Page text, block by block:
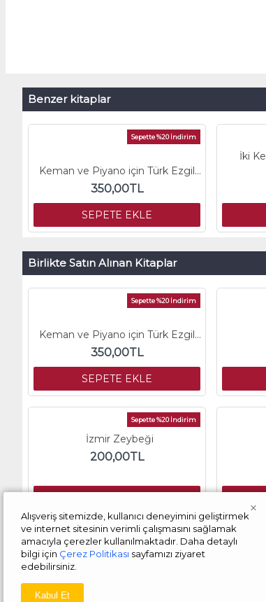
Benzer kitaplar
Sepette %20 İndirim
Keman ve Piyano için Türk Ezgileri
350,00TL
SEPETE EKLE
İki
Birlikte Satın Alınan Kitaplar
Sepette %20 İndirim
Keman ve Piyano için Türk Ezgileri
350,00TL
SEPETE EKLE
Sepette %20 İndirim
İzmir Zeybeği
200,00TL
Sepette %20 İndirim
Vardar Ovası
Alışveriş sitemizde, kullanıcı deneyimini geliştirmek
ve internet sitesinin verimli çalışmasını sağlamak
amacıyla çerezler kullanılmaktadır. Daha detaylı
bilgi için Çerez Politikası sayfamızı ziyaret
edebilirsiniz.
Kabul Et
×